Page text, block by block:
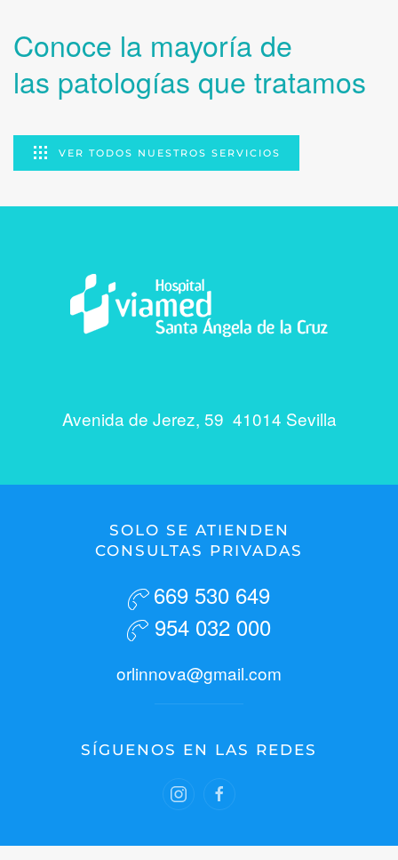
Conoce la mayoría de
las patologías que tratamos
VER TODOS NUESTROS SERVICIOS
Avenida de Jerez, 59 41014 Sevilla
SOLO SE ATIENDEN
CONSULTAS PRIVADAS
669 530 649
954 032 000
orlinnova@gmail.com
SÍGUENOS EN LAS REDES